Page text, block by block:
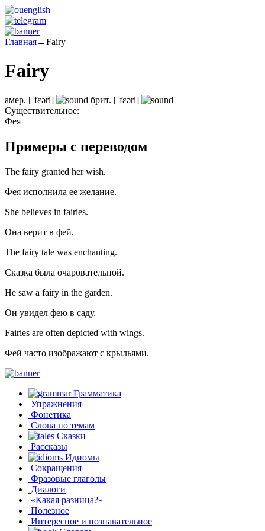
Главная→Fairy
Fairy
амер. [ˈfɛəri] брит. [ˈfɛəri]
Существительное:
Фея
Примеры с переводом
The fairy granted her wish.
Фея исполнила ее желание.
She believes in fairies.
Она верит в фей.
The fairy tale was enchanting.
Сказка была очаровательной.
He saw a fairy in the garden.
Он увидел фею в саду.
Fairies are often depicted with wings.
Фей часто изображают с крыльями.
Грамматика
Упражнения
Фонетика
Слова по темам
Сказки
Рассказы
Идиомы
Сокращения
Фразовые глаголы
Диалоги
«Какая разница?»
Полезное
Интересное и познавательное